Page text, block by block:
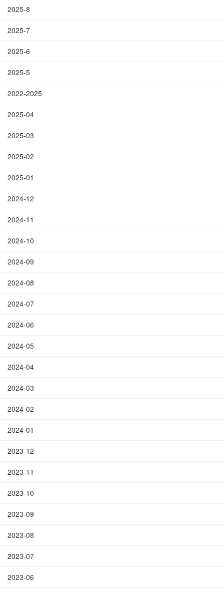
2025-8
2025-7
2025-6
2025-5
2022-2025
2025-04
2025-03
2025-02
2025-01
2024-12
2024-11
2024-10
2024-09
2024-08
2024-07
2024-06
2024-05
2024-04
2024-03
2024-02
2024-01
2023-12
2023-11
2023-10
2023-09
2023-08
2023-07
2023-06